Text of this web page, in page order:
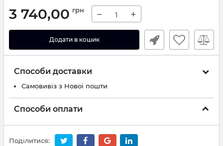
3 740,00 грн − +
Додати в кошик
Способи доставки
Самовивіз з Нової пошти
Способи оплати
Поділитися: